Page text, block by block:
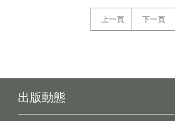
上一頁 下一頁
出版動態